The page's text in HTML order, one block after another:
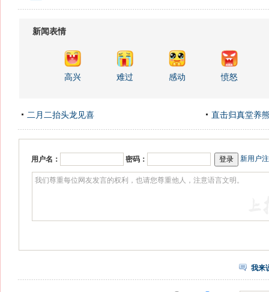
新闻表情
高兴 难过 感动 愤怒
二月二抬头龙见喜 直击归真堂养
用户名： 密码： 新用户
我来